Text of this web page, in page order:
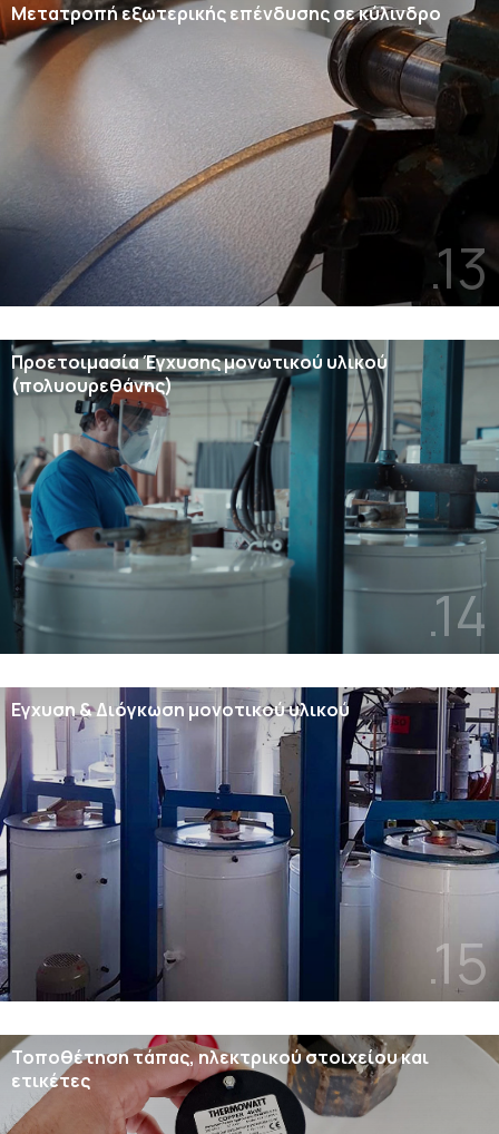
Μετατροπή εξωτερικής επένδυσης σε κύλινδρο
.13
Προετοιμασία Έγχυσης μονωτικού υλικού
(πολυουρεθάνης)
.14
Εγχυση & Διόγκωση μονοτικού υλικού
.15
Τοποθέτηση τάπας, ηλεκτρικού στοιχείου και
ετικέτες